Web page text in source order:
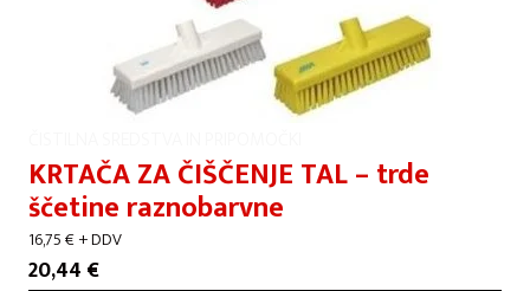
KRTAČA ZA ČIŠČENJE TAL – trde
ščetine raznobarvne
16,75€+ DDV
20,44 €